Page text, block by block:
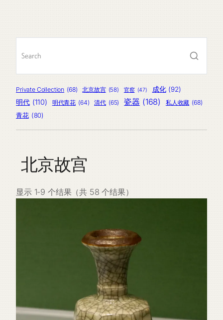
品
Private Collection (68) 北京故宫 (58) 官窑 (47) 成化 (92)
明代 (110) 明代青花 (64) 清代 (65) 瓷器 (168) 私人收藏 (68)
青花 (80)
北京故宫
显示 1-9 个结果（共 58 个结果）